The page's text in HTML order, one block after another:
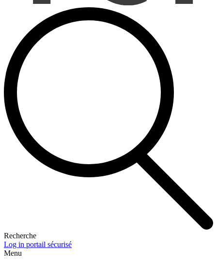
Recherche
Log in portail sécurisé
Menu